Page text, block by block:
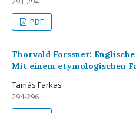
PDF
Thorvald Forssner:
Mit einem etymologischen
Tamás Farkas
294-296